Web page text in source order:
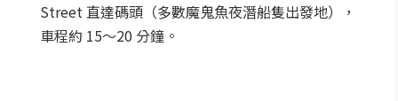
Street 直達碼頭（多數魔鬼魚夜潛船隻出發地），
車程約 15～20 分鐘。